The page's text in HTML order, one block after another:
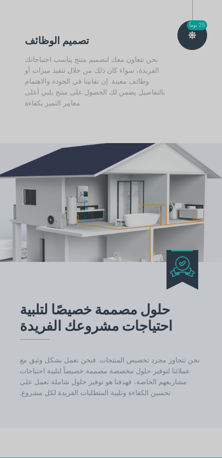
25 يوماً
تصميم الوظائف
نحن نتعاون معك لتصميم منتج يناسب احتياجاتك
الفريدة، سواء كان ذلك من خلال تنفيذ ميزات أو
وظائف معينة. إن تفانينا في الجودة والاهتمام
بالتفاصيل يضمن لك الحصول على منتج يلبي أعلى
معايير التميز بكفاءة
حلول مصممة خصيصًا لتلبية
احتياجات مشروعك الفريدة
نحن نتجاوز مجرد تخصيص المنتجات. فنحن نعمل بشكل وثيق مع
عملائنا لتوفير حلول مخصصة مصممة خصيصاً لتلبية احتياجات
مشاريعهم الخاصة، فهدفنا هو توفير حلول شاملة تعمل على
تحسين الكفاءة وتلبية المتطلبات الفريدة لكل مشروع.
هذا هو العنوان